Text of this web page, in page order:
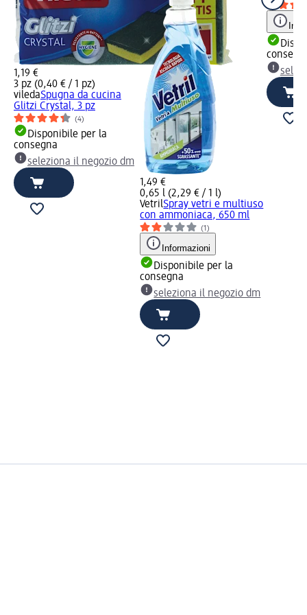
1,19 €
3 pz (0,40 € / 1 pz)
viledaSpugna da cucina
Glitzi Crystal, 3 pz
(4)
Disponibile per la
consegna
seleziona il negozio dm
1,49 €
0,65 l (2,29 € / 1 l)
VetrilSpray vetri e multiuso
con ammoniaca, 650 ml
(1)
Informazioni
Disponibile per la
consegna
seleziona il negozio dm